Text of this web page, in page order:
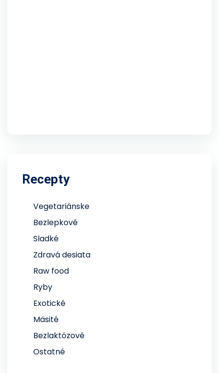
Recepty
Vegetariánske
Bezlepkové
Sladké
Zdravá desiata
Raw food
Ryby
Exotické
Mäsité
Bezlaktózové
Ostatné